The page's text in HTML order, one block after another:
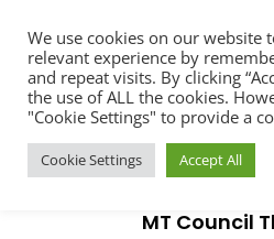
content
MT Council
We use cookies on our website
relevant experience by
and repeat visits. By clicking
the use of ALL the cookies.
"Cookie Settings" to provide a
Cookie Settings Accept All